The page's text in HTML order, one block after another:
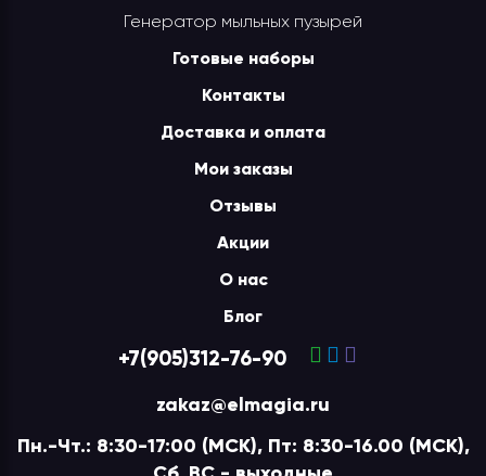
Генератор мыльных пузырей
Готовые наборы
Контакты
Доставка и оплата
Мои заказы
Отзывы
Акции
О нас
Блог
+7(905)312-76-90
zakaz@elmagia.ru
Пн.-Чт.: 8:30-17:00 (МСК), Пт: 8:30-16.00 (МСК),